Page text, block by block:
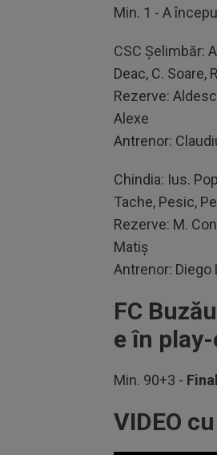
Min. 1 - A
CSC Șelimbăr:
Deac, C. Soare,
Rezerve:
Alexe
Antrenor:
Chindia: Ius.
Tache, Pesic,
Rezerve: M.
Matiș
Antrenor: Diego
FC
e în
Min. 90+3 -
VIDEO